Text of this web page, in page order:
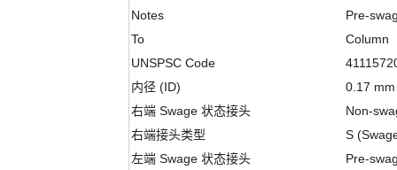
Notes
Pre-
To
Column
UNSPSC Code
内径 (ID)
0.17 mm
右端 Swage 状态接头
Non-
右端接头类型
S
左端 Swage 状态接头
Pre-